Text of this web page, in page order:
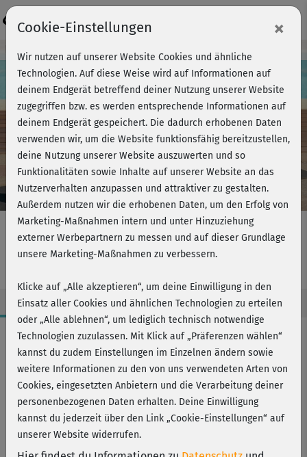
Play
Video
Kursvorschau - Jetzt mitmachen!
No-Repetition – Matwork
Workout-Facts
mittelschwer
37 Min
200 kcal
Lisa Grünberg
Cookie-Einstellungen ×
Wir nutzen auf unserer Website Cookies und ähnliche
Technologien. Auf diese Weise wird auf Informationen auf
deinem Endgerät betreffend deiner Nutzung unserer Website
zugegriffen bzw. es werden entsprechende Informationen auf
deinem Endgerät gespeichert. Die dadurch erhobenen Daten
verwenden wir, um die Website funktionsfähig bereitzustellen,
deine Nutzung unserer Website auszuwerten und so
Funktionalitäten sowie Inhalte auf unserer Website an das
Nutzerverhalten anzupassen und attraktiver zu gestalten.
Außerdem nutzen wir die erhobenen Daten, um den Erfolg von
Marketing-Maßnahmen intern und unter Hinzuziehung
externer Werbepartnern zu messen und auf dieser Grundlage
unsere Marketing-Maßnahmen zu verbessern.
Klicke auf „Alle akzeptieren“, um deine Einwilligung in den
Einsatz aller Cookies und ähnlichen Technologien zu erteilen
oder „Alle ablehnen“, um lediglich technisch notwendige
Technologien zuzulassen. Mit Klick auf „Präferenzen wählen“
kannst du zudem Einstellungen im Einzelnen ändern sowie
weitere Informationen zu den von uns verwendeten Arten von
Cookies, eingesetzten Anbietern und die Verarbeitung deiner
personenbezogenen Daten erhalten. Deine Einwilligung
kannst du jederzeit über den Link „Cookie-Einstellungen“ auf
unserer Website widerrufen.